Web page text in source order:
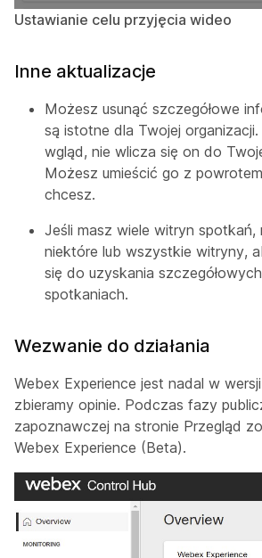
Ustawianie celu przyjęcia wideo
Inne aktualizacje
Możesz usunąć szczegółowe
są istotne dla Twojej organizacji.
wgląd, nie wlicza się on do
Możesz umieścić go z
chcesz.
Jeśli masz wiele witryn
niektóre lub wszystkie witryny,
się do uzyskania
spotkaniach.
Wezwanie do działania
Webex Experience jest nadal w
zbieramy opinie. Podczas fazy
zapoznawczej na stronie Przegląd
Webex Experience (Beta).